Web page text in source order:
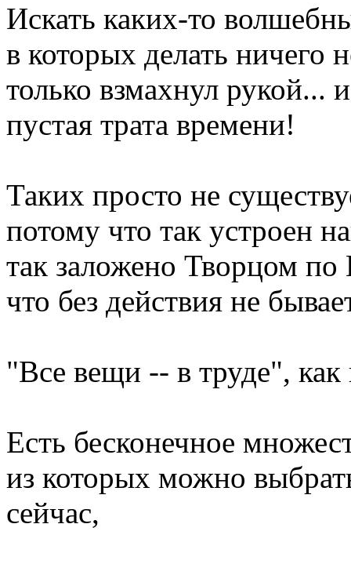
Искать каких-то
в которых делать ничего
только взмахнул рукой...
пустая трата времени!
Таких просто не
потому что так устроен
так заложено Творцом
что без действия не
"Все вещи -- в труде", как
Есть бесконечное
из которых можно
сейчас,